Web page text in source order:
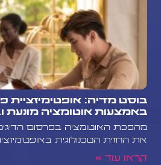
בוסט מדיה: אופטימיזציית
באמצעות אוטומציה מונעת AI
מהפכת האוטומציה בפרסום
את החזית הטכנולוגית
קראו עוד »